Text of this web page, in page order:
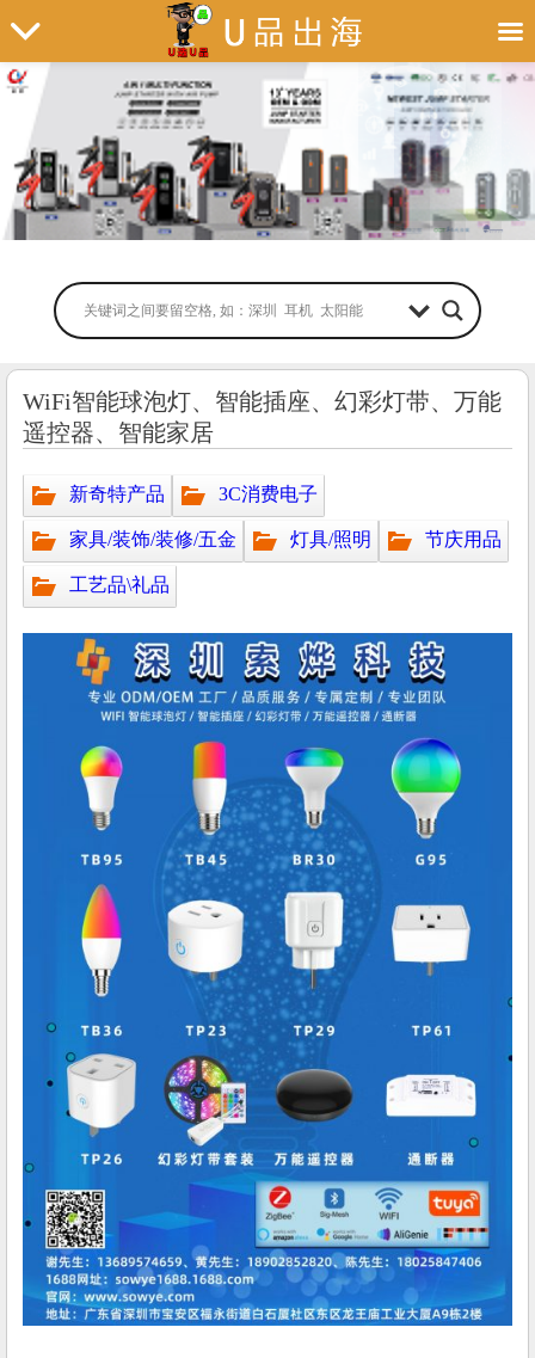
WiFi智能球泡灯、智能插座、幻彩灯带、万能
遥控器、智能家居
新奇特产品 3C消费电子
家具/装饰/装修/五金 灯具/照明 节庆用品
工艺品\礼品